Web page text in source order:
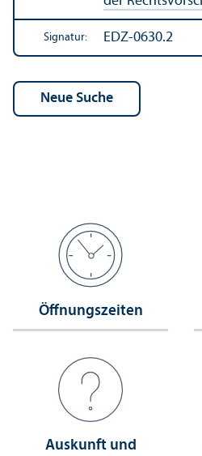
Signatur: EDZ-0630.2
Öffnungs­zeiten
Auskunft und